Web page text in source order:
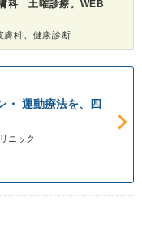
科 土曜診療。WEB
膚科、健康診断
・ 運動療法を、四
ニック